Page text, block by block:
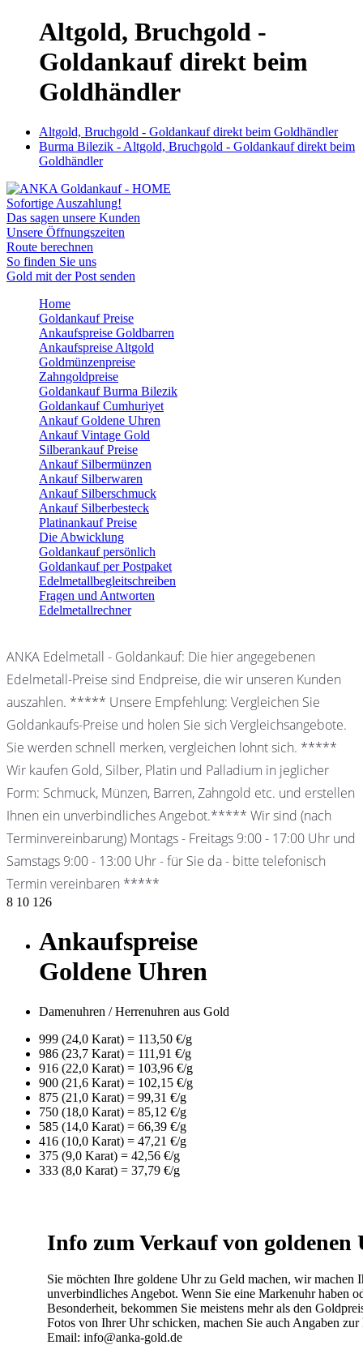
Altgold, Bruchgold -
Goldankauf direkt beim
Goldhändler
Altgold, Bruchgold - Goldankauf direkt beim Goldhändler
Burma Bilezik - Altgold, Bruchgold - Goldankauf direkt beim
Goldhändler
Sofortige Auszahlung!
Das sagen unsere Kunden
Unsere Öffnungszeiten
Route berechnen
So finden Sie uns
Gold mit der Post senden
Home
Goldankauf Preise
Ankaufspreise Goldbarren
Ankaufspreise Altgold
Goldmünzenpreise
Zahngoldpreise
Goldankauf Burma Bilezik
Goldankauf Cumhuriyet
Ankauf Goldene Uhren
Ankauf Vintage Gold
Silberankauf Preise
Ankauf Silbermünzen
Ankauf Silberwaren
Ankauf Silberschmuck
Ankauf Silberbesteck
Platinankauf Preise
Die Abwicklung
Goldankauf persönlich
Goldankauf per Postpaket
Edelmetallbegleitschreiben
Fragen und Antworten
Edelmetallrechner
ANKA Edelmetall - Goldankauf: Die hier angegebenen
Edelmetall-Preise sind Endpreise, die wir unseren Kunden
auszahlen. ***** Unsere Empfehlung: Vergleichen Sie
Goldankaufs-Preise und holen Sie sich Vergleichsangebote.
Sie werden schnell merken, vergleichen lohnt sich. *****
Wir kaufen Gold, Silber, Platin und Palladium in jeglicher
Form: Schmuck, Münzen, Barren, Zahngold etc. und erstellen
Ihnen ein unverbindliches Angebot.***** Wir sind (nach
Terminvereinbarung) Montags - Freitags 9:00 - 17:00 Uhr und
Samstags 9:00 - 13:00 Uhr - für Sie da - bitte telefonisch
Termin vereinbaren *****
8 10 126
Ankaufspreise
Goldene Uhren
Damenuhren / Herrenuhren aus Gold
999 (24,0 Karat) = 113,50 €/g
986 (23,7 Karat) = 111,91 €/g
916 (22,0 Karat) = 103,96 €/g
900 (21,6 Karat) = 102,15 €/g
875 (21,0 Karat) = 99,31 €/g
750 (18,0 Karat) = 85,12 €/g
585 (14,0 Karat) = 66,39 €/g
416 (10,0 Karat) = 47,21 €/g
375 (9,0 Karat) = 42,56 €/g
333 (8,0 Karat) = 37,79 €/g
Info zum Verkauf von goldenen
Sie möchten Ihre goldene Uhr zu Geld machen, wir machen
unverbindliches Angebot. Wenn Sie eine Markenuhr haben
Besonderheit, bekommen Sie meistens mehr als den
Fotos von Ihrer Uhr schicken, machen Sie auch Angaben
Email: info@anka-gold.de